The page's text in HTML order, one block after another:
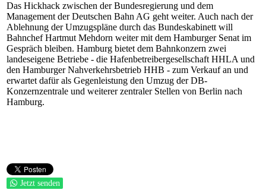
Das Hickhack zwischen der Bundesregierung und dem
Management der Deutschen Bahn AG geht weiter. Auch nach der
Ablehnung der Umzugspläne durch das Bundeskabinett will
Bahnchef Hartmut Mehdorn weiter mit dem Hamburger Senat im
Gespräch bleiben. Hamburg bietet dem Bahnkonzern zwei
landeseigene Betriebe - die Hafenbetreibergesellschaft HHLA und
den Hamburger Nahverkehrsbetrieb HHB - zum Verkauf an und
erwartet dafür als Gegenleistung den Umzug der DB-
Konzernzentrale und weiterer zentraler Stellen von Berlin nach
Hamburg.
Jetzt senden